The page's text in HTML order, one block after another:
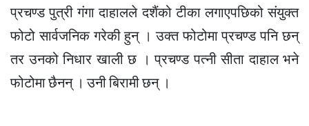
प्रचण्ड पुत्री गंगा दाहालले दशैंको टीका लगाएपछिको संयुक्त
फोटो सार्वजनिक गरेकी हुन् । उक्त फोटोमा प्रचण्ड पनि छन्
तर उनको निधार खाली छ । प्रचण्ड पत्नी सीता दाहाल भने
फोटोमा छैनन् । उनी बिरामी छन् ।